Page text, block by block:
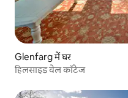
Glenfarg में घर
हिलसाइड वेल कॉटेज